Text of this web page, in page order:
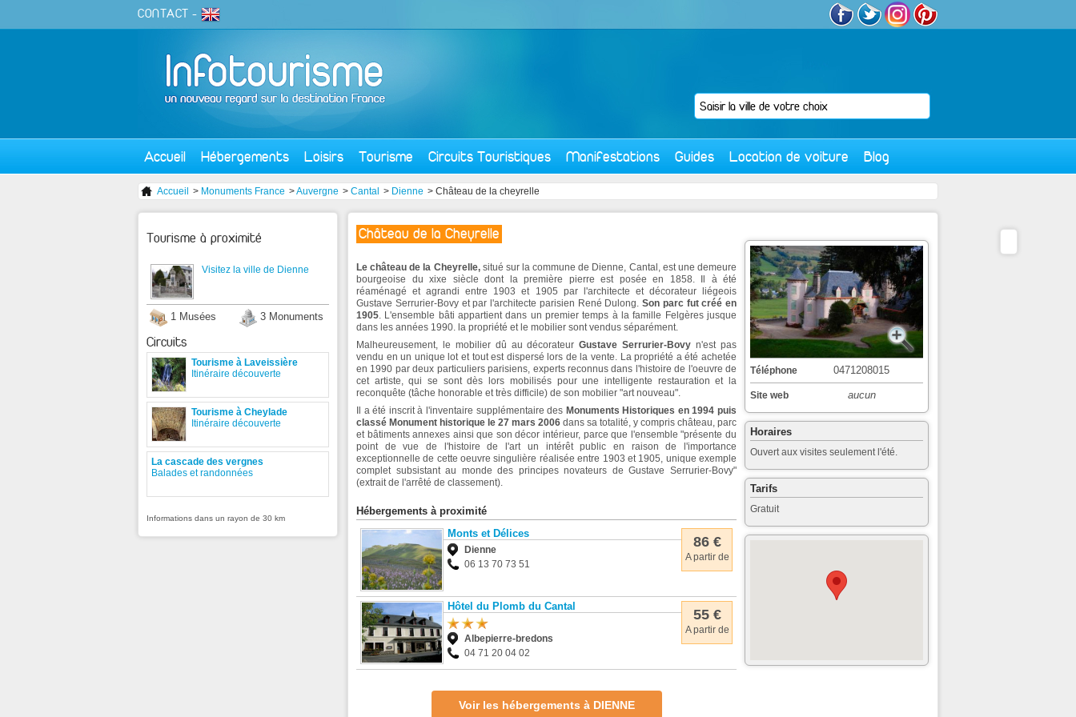
CONTACT -
Accueil Hébergements Loisirs Tourisme Circuits Touristiques Manifestations Guides Location de voiture Blog
Accueil > Monuments France >Auvergne > Cantal > Dienne > Château de la cheyrelle
Château de la Cheyrelle
Le château de la Cheyrelle,situé sur la commune de Dienne, Cantal, est une demeure
bourgeoise du xixe siècle dont la première pierre est posée en 1858. Il à été
réaménagé et agrandi entre 1903 et 1905 par l'architecte et décorateur liégeois
Gustave Serrurier-Bovy et par l'architecte parisien René Dulong. Son parc fut créé en
1905. L'ensemble bâti appartient dans un premier temps à la famille Felgères jusque
dans les années 1990. la propriété et le mobilier sont vendus séparément.
Malheureusement, le mobilier dû au décorateur Gustave Serrurier-Bovy n'est pas
vendu en un unique lot et tout est dispersé lors de la vente. La propriété a été achetée
en 1990 par deux particuliers parisiens, experts reconnus dans l'histoire de l'oeuvre de
cet artiste, qui se sont dès lors mobilisés pour une intelligente restauration et la
reconquête (tâche honorable et très difficile) de son mobilier "art nouveau".
Il a été inscrit à l'inventaire supplémentaire des Monuments Historiques en 1994 puis
classé Monument historique le 27 mars 2006 dans sa totalité, y compris château, parc
et bâtiments annexes ainsi que son décor intérieur, parce que l'ensemble "présente du
point de vue de l'histoire de l'art un intérêt public en raison de l'importance
exceptionnelle de cette oeuvre singulière réalisée entre 1903 et 1905, unique exemple
complet subsistant au monde des principes novateurs de Gustave Serrurier-Bovy"
(extrait de l'arrêté de classement).
Hébergements à proximité
86 €
A partir de
Monts et Délices
Dienne
06 13 70 73 51
55 €
A partir de
Hôtel du Plomb du Cantal
Albepierre-bredons
04 71 20 04 02
Voir les hébergements à DIENNE
Téléphone 0471208015
Site web aucun
Horaires
Ouvert aux visites seulement l'été.
Tarifs
Gratuit
Tourisme à proximité
Visitez la ville de Dienne
1 Musées 3 Monuments
Circuits
Tourisme à Laveissière
Itinéraire découverte
Tourisme à Cheylade
Itinéraire découverte
La cascade des vergnes
Balades et randonnées
Informations dans un rayon de 30 km